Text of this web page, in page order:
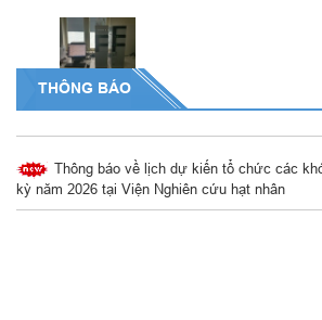
THÔNG BÁO
Thông báo về lịch dự kiến tổ chức các
kỳ năm 2026 tại Viện Nghiên cứu hạt nhân
Thông báo về việc Thay đổi số tài khoản